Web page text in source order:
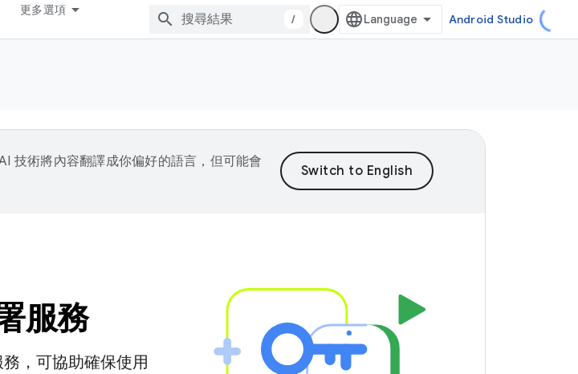
更多選項
/ Android Studio
技術將內容翻譯成你偏好的語言，但可能會
服務
，可協助確保使用